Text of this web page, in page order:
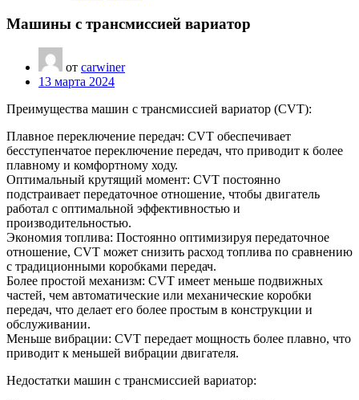
Машины с трансмиссией вариатор
от carwiner
13 марта 2024
Преимущества машин с трансмиссией вариатор (CVT):
Плавное переключение передач: CVT обеспечивает
бесступенчатое переключение передач, что приводит к более
плавному и комфортному ходу.
Оптимальный крутящий момент: CVT постоянно
подстраивает передаточное отношение, чтобы двигатель
работал с оптимальной эффективностью и
производительностью.
Экономия топлива: Постоянно оптимизируя передаточное
отношение, CVT может снизить расход топлива по сравнению
с традиционными коробками передач.
Более простой механизм: CVT имеет меньше подвижных
частей, чем автоматические или механические коробки
передач, что делает его более простым в конструкции и
обслуживании.
Меньше вибрации: CVT передает мощность более плавно, что
приводит к меньшей вибрации двигателя.
Недостатки машин с трансмиссией вариатор: